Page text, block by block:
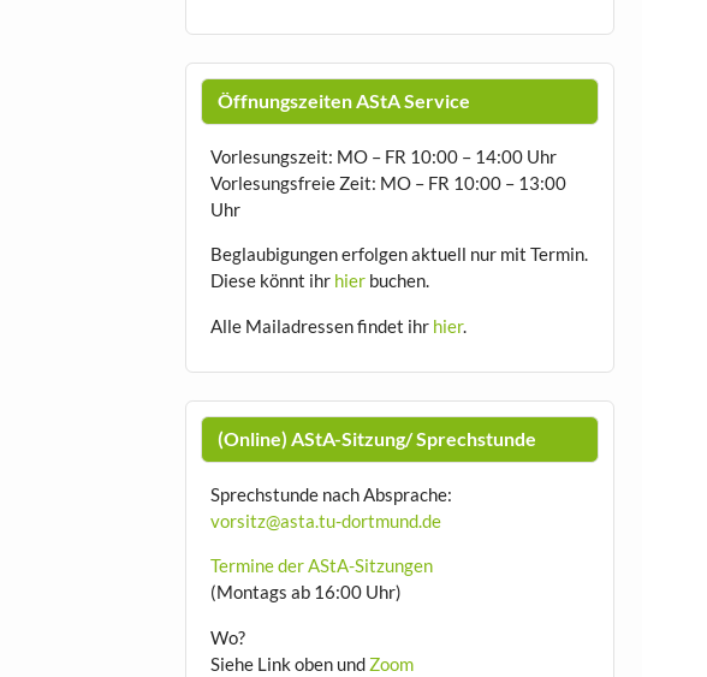
Öffnungszeiten AStA Service
Vorlesungszeit: MO – FR 10:00 – 14:00 Uhr
Vorlesungsfreie Zeit: MO – FR 10:00 – 13:00
Uhr
Beglaubigungen erfolgen aktuell nur mit Termin.
Diese könnt ihr hierbuchen.
Alle Mailadressen findet ihr hier.
(Online) AStA-Sitzung/ Sprechstunde
Sprechstunde nach Absprache:
vorsitz@asta.tu-dortmund.de
Termine der AStA-Sitzungen
(Montags ab 16:00 Uhr)
Wo?
Siehe Link oben und Zoom